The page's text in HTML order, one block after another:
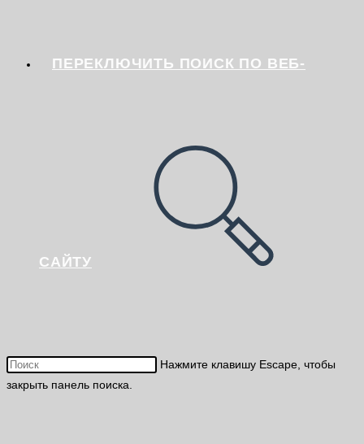
ПЕРЕКЛЮЧИТЬ ПОИСК ПО ВЕБ-
САЙТУ
Нажмите клавишу Escape, чтобы
закрыть панель поиска.